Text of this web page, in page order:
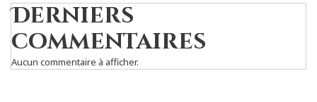
Derniers
commentaires
Aucun commentaire à afficher.